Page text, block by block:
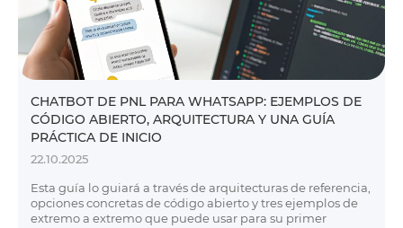
CHATBOT DE PNL PARA WHATSAPP: EJEMPLOS DE
CÓDIGO ABIERTO, ARQUITECTURA Y UNA GUÍA
PRÁCTICA DE INICIO
22.10.2025
Esta guía lo guiará a través de arquitecturas de referencia,
opciones concretas de código abierto y tres ejemplos de
extremo a extremo que puede usar para su primer